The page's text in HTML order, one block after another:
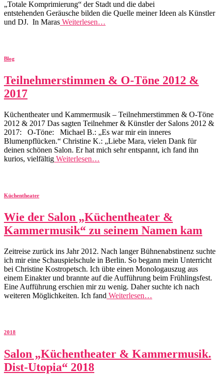
„Totale Komprimierung“ der Stadt und die dabei
entstehenden Geräusche bilden die Quelle meiner Ideen als Künstler
und DJ. In Maras Weiterlesen…
Blog
Teilnehmerstimmen & O-Töne 2012 &
2017
Küchentheater und Kammermusik – Teilnehmerstimmen & O-Töne
2012 & 2017 Das sagten Teilnehmer & Künstler der Salons 2012 &
2017: O-Töne: Michael B.: „Es war mir ein inneres
Blumenpflücken.“ Christine K.: „Liebe Mara, vielen Dank für
deinen schönen Salon. Er hat mich sehr entspannt, ich fand ihn
kurios, vielfältig Weiterlesen…
Küchentheater
Wie der Salon „Küchentheater &
Kammermusik“ zu seinem Namen kam
Zeitreise zurück ins Jahr 2012. Nach langer Bühnenabstinenz suchte
ich mir eine Schauspielschule in Berlin. So begann mein Unterricht
bei Christine Kostropetsch. Ich übte einen Monologauszug aus
einem Einakter und brannte auf die Aufführung beim Frühlingsfest.
Eine Aufführung erschien mir zu wenig. Daher suchte ich nach
weiteren Möglichkeiten. Ich fand Weiterlesen…
2018
Salon „Küchentheater & Kammermusik.
Dist-Utopia“ 2018